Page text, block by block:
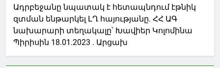
Ադրբեջանը նպատակ է հետապնդում էթնիկ
զտման ենթարկել ԼՂ հայությանը. ՀՀ ԱԳ
նախարարի տեղակալը՝ Խավիեր Կոլոմինա
Պիրիսին 18.01.2023 . Արցախ